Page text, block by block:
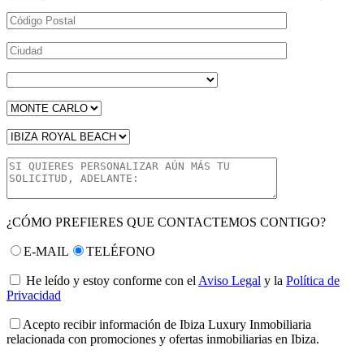
¿CÓMO PREFIERES QUE CONTACTEMOS CONTIGO?
E-MAIL TELÉFONO
He leído y estoy conforme con el Aviso Legal y la Política de
Privacidad
Acepto recibir información de Ibiza Luxury Inmobiliaria
relacionada con promociones y ofertas inmobiliarias en Ibiza.